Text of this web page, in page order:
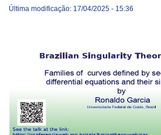
Última modificação: 17/04/2025 - 15:36